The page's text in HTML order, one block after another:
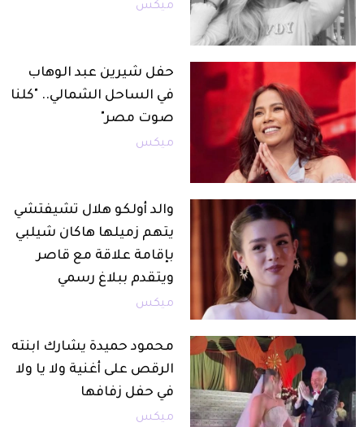
ميكس
حفل شيرين عبد الوهاب
في الساحل الشمالي.. "كلنا
صوت مصر"
ميكس
والد أولكو هلال تشيفتشي
يتهم زميلها هاكان شيلبي
بإقامة علاقة مع قاصر
ويتقدم ببلاغ رسمي
ميكس
محمود حميدة يشارك ابنته
الرقص على أغنية ولا يا ولا
في حفل زفافها
ميكس